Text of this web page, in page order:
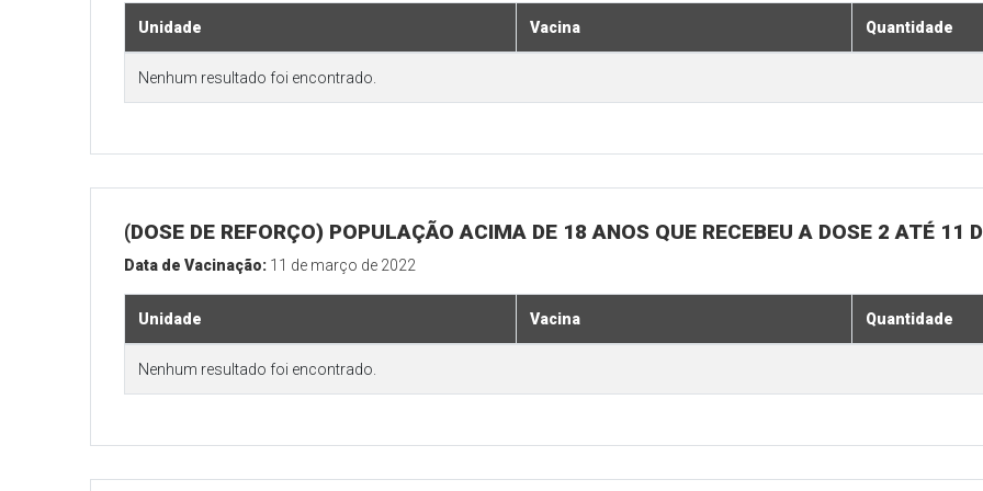
Unidade Vacina Quantidade
Nenhum resultado foi encontrado.
(DOSE DE REFORÇO) POPULAÇÃO ACIMA DE 18 ANOS QUE RECEBEU A DOSE 2 ATÉ 11
Data de Vacinação: 11 de março de 2022
Unidade Vacina Quantidade
Nenhum resultado foi encontrado.